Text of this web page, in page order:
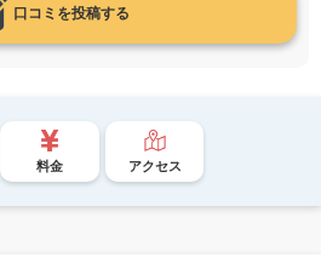
口コミを投稿する
料金 アクセス